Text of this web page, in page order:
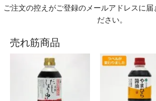
ご注文の控えがご登録のメールアドレスに届
ださい。
売れ筋商品